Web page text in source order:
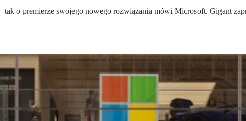
o premierze swojego nowego rozwiązania mówi Microsoft. Gigant